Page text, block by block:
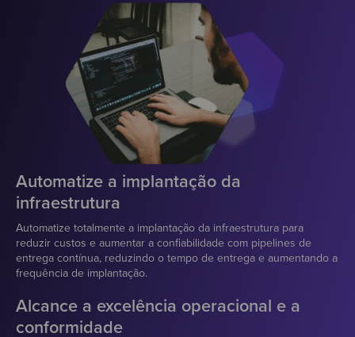
Automatize a implantação da
infraestrutura
Automatize totalmente a implantação da infraestrutura para
reduzir custos e aumentar a confiabilidade com pipelines de
entrega contínua, reduzindo o tempo de entrega e aumentando a
frequência de implantação.
Alcance a excelência operacional e a
conformidade